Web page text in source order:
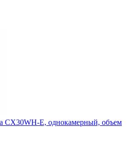
CX30WH-E, однокамерный, объем